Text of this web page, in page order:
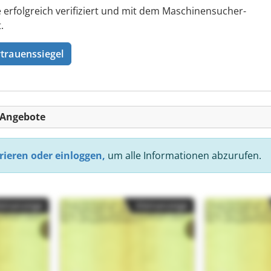
verifiziert und mit dem Maschinensucher-
oder einloggen, um alle Informationen abzurufen.